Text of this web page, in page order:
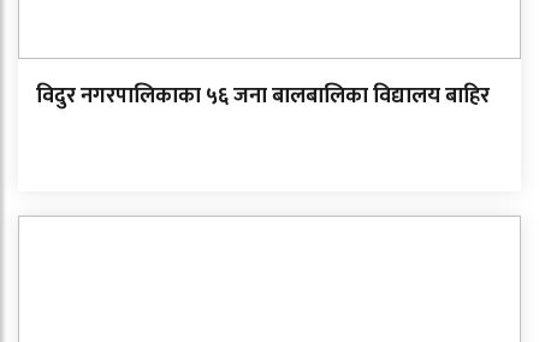
विदुर नगरपालिकाका ५६ जना बालबालिका विद्यालय बाहिर